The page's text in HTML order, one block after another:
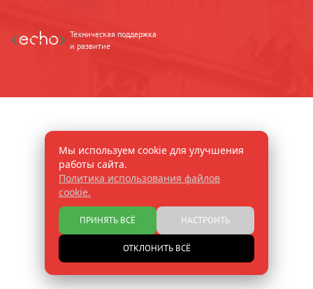
Техническая поддержка
и развитие
Мы используем cookie для улучшения
работы сайта.
Политика использования файлов
cookie.
ПРИНЯТЬ ВСЁ НАСТРОИТЬ
ОТКЛОНИТЬ ВСЁ